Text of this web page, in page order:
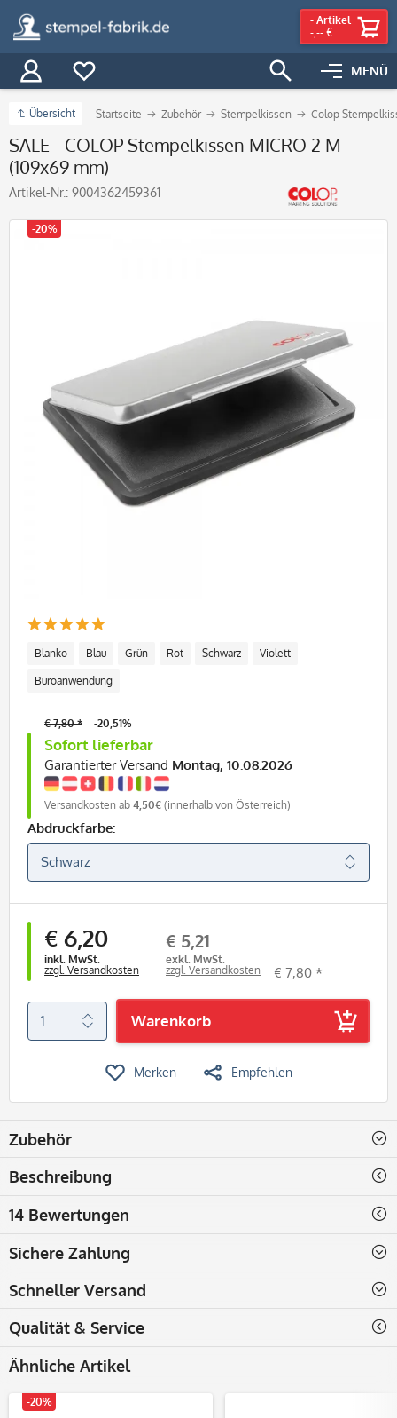
MENÜ
- Artikel
-,-- €
Übersicht Startseite Zubehör Stempelkissen Colop
SALE - COLOP Stempelkissen MICRO 2 M
(109x69 mm)
Artikel-Nr.: 9004362459361
-20%
Blanko Blau Grün Rot Schwarz Violett
Büroanwendung
Sofort lieferbar
Garantierter Versand Montag, 10.08.2026
Versandkosten ab 4,50€ (innerhalb von Österreich)
€ 7,80 * -20,51%
Abdruckfarbe:
€ 6,20
inkl. MwSt.
zzgl. Versandkosten
€ 5,21
exkl. MwSt.
zzgl. Versandkosten
€ 7,80 *
Warenkorb
Merken Empfehlen
Zubehör
Beschreibung
14 Bewertungen
Sichere Zahlung
Schneller Versand
Qualität & Service
Ähnliche Artikel
-20%